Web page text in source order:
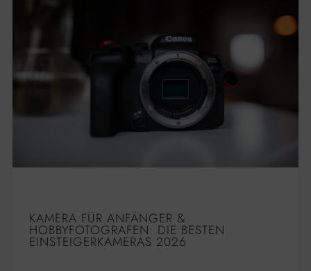
KAMERA FÜR ANFÄNGER &
HOBBYFOTOGRAFEN: DIE BESTEN
EINSTEIGERKAMERAS 2026